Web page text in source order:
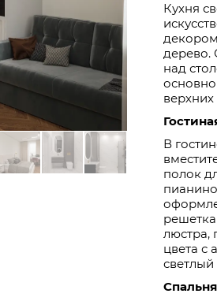
Кухня
дерево.
над
В
полок
люстра,
цвета с
Спальня